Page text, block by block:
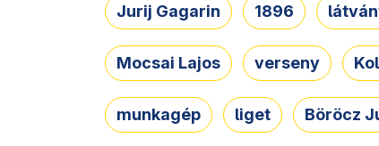
Jurij Gagarin 1896
Mocsai Lajos verseny
munkagép liget Böröcz